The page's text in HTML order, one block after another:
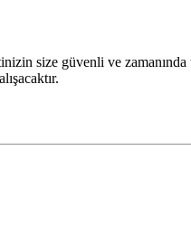
size güvenli ve